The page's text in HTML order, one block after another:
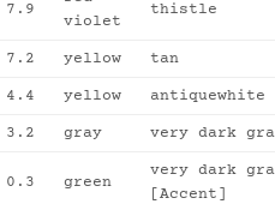
7.9
violet
thistle
7.2 yellow tan
4.4 yellow antiquewhite
3.2 gray very dark
0.3 green
very dark
[Accent]